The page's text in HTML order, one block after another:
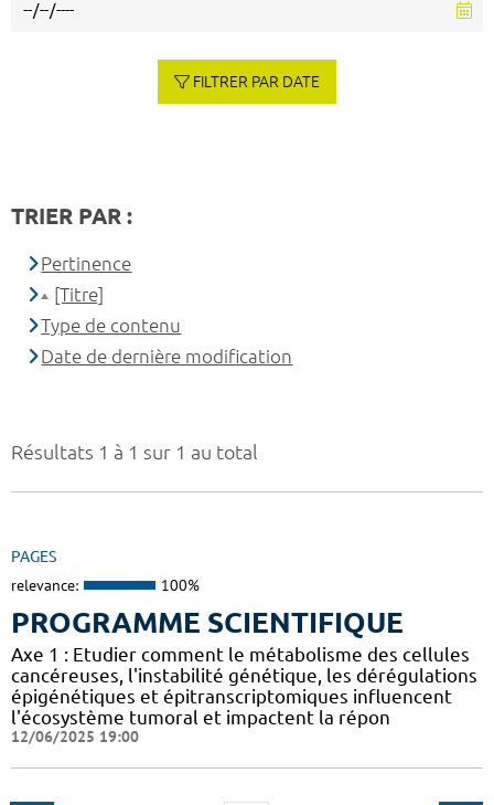
Résultats 1 à 1 sur 1 au total
PAGES
relevance: 100%
PROGRAMME SCIENTIFIQUE
Axe 1 : Etudier comment le métabolisme des cellules
cancéreuses, l'instabilité génétique, les dérégulations
épigénétiques et épitranscriptomiques influencent
l'écosystème tumoral et impactent la répon
12/06/2025 19:00
FILTRER PAR DATE
TRIER PAR :
Pertinence
[Titre]
Type de contenu
Date de dernière modification